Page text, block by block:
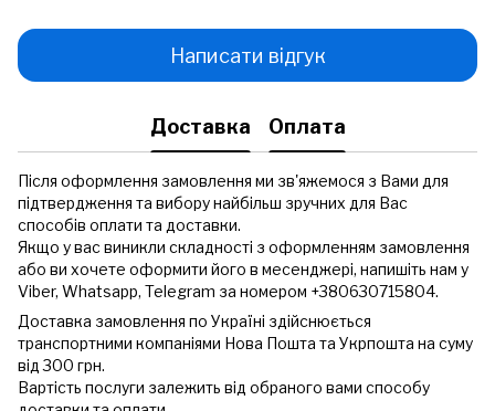
Написати відгук
Доставка Оплата
Після оформлення замовлення ми зв'яжемося з Вами для
підтвердження та вибору найбільш зручних для Вас
способів оплати та доставки.
Якщо у вас виникли складності з оформленням замовлення
або ви хочете оформити його в месенджері, напишіть нам у
Viber, Whatsapp, Telegram за номером +380630715804.
Доставка замовлення по Україні здійснюється
транспортними компаніями Нова Пошта та Укрпошта на суму
від 300 грн.
Вартість послуги залежить від обраного вами способу